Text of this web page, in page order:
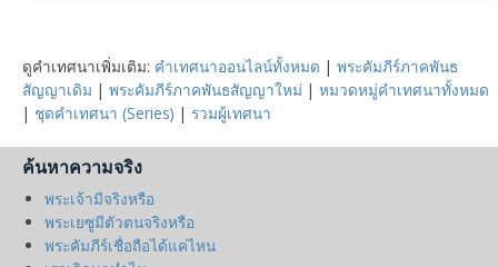
2 โครินธ์
กาลาเทีย
เอเฟซัส
คำสอนตามพระคัมภีร์
ดูคำเทศนาเพิ่มเติม: คำเทศนาออนไลน์ทั้งหมด | พระคัมภีร์ภาคพันธ
สัญญาเดิม | พระคัมภีร์ภาคพันธสัญญาใหม่ | หมวดหมู่คำเทศนาทั้งหมด
| ชุดคำเทศนา (Series) | รวมผู้เทศนา
ค้นหาความจริง
พระเจ้ามีจริงหรือ
พระเยซูมีตัวตนจริงหรือ
พระคัมภีร์เชื่อถือได้แค่ไหน